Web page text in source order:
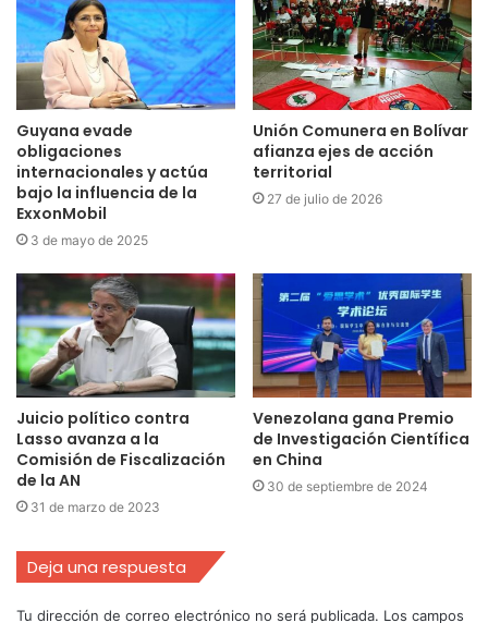
Guyana evade
obligaciones
internacionales y actúa
bajo la influencia de la
ExxonMobil
3 de mayo de 2025
Unión Comunera en Bolívar
afianza ejes de acción
territorial
27 de julio de 2026
Juicio político contra
Lasso avanza a la
Comisión de Fiscalización
de la AN
31 de marzo de 2023
Venezolana gana Premio
de Investigación Científica
en China
30 de septiembre de 2024
Deja una respuesta
Tu dirección de correo electrónico no será publicada. Los campos